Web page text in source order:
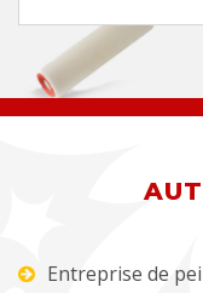
Entreprise de